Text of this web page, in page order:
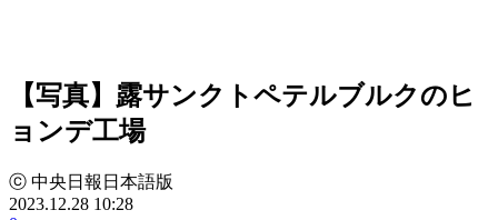
【写真】露サンクトペテルブルクのヒ
ョンデ工場
ⓒ 中央日報日本語版
2023.12.28 10:28